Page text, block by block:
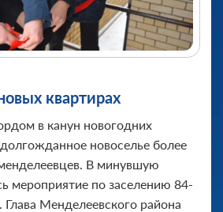
квартирах
в канун новогодних
новоселье более
В минувшую
мероприятие по заселению 84-
Менделеевского района